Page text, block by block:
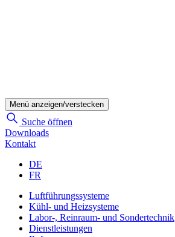
Menü anzeigen/verstecken
Suche öffnen
Downloads
Kontakt
DE
FR
Luftführungssysteme
Kühl- und Heizsysteme
Labor-, Reinraum- und Sondertechnik
Dienstleistungen